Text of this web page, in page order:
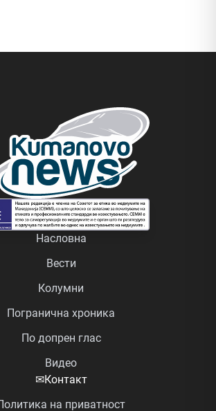
Насловна
Вести
Колумни
Погранична хроника
По допрен глас
Видео
✉Контакт
на приватност